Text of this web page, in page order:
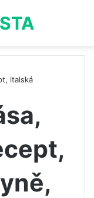
italská